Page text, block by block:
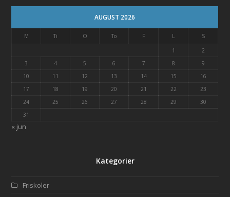
AUGUST 2026
M Ti O To F L
S
1
2
3
4 5 6 7 8
9
10
11 12 13 14 15
16
17
18 19 20 21 22
23
24
25 26 27 28 29
30
31
« jun
Kategorier
Friskoler